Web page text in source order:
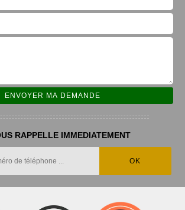
RAPPELLE IMMEDIATEMENT